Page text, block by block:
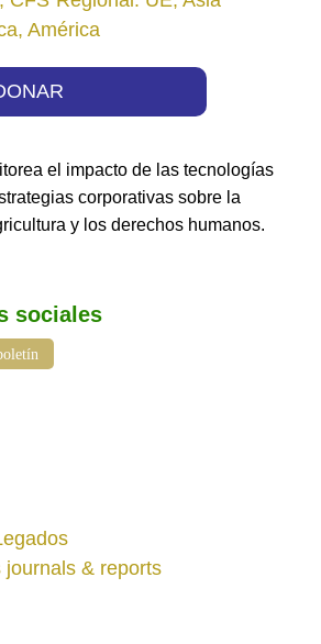
América
el impacto de las tecnologías
corporativas sobre la
y los derechos humanos.
sociales
journals & reports